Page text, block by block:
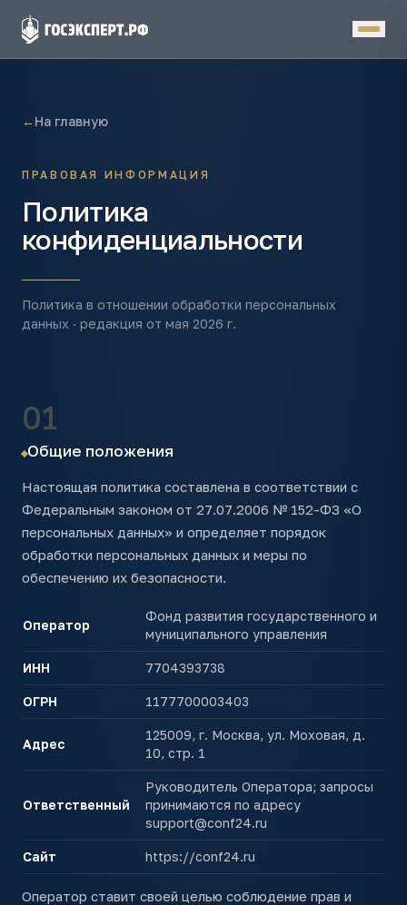
К основному содержимому
←На главную
ПРАВОВАЯ ИНФОРМАЦИЯ
Политика
конфиденциальности
Политика в отношении обработки персональных
данных · редакция от мая 2026 г.
01
Общие положения
Настоящая политика составлена в соответствии с
Федеральным законом от 27.07.2006 № 152-ФЗ «О
персональных данных» и определяет порядок
обработки персональных данных и меры по
обеспечению их безопасности.
Оператор
Фонд развития государственного и
муниципального управления
ИНН 7704393738
ОГРН 1177700003403
Адрес
125009, г. Москва, ул. Моховая, д.
10, стр. 1
Ответственный
Руководитель Оператора; запросы
принимаются по адресу
support@conf24.ru
Сайт https://conf24.ru
Оператор ставит своей целью соблюдение прав и